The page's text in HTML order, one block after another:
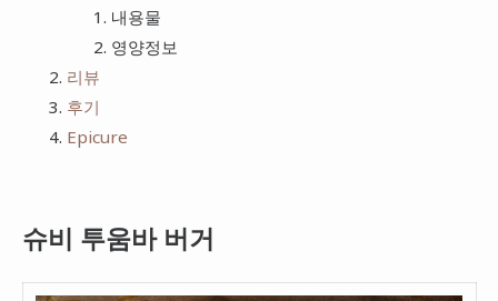
햄버거
프랭크버거내용물
영양정보
리뷰
후기
Epicure
슈비 투움바 버거